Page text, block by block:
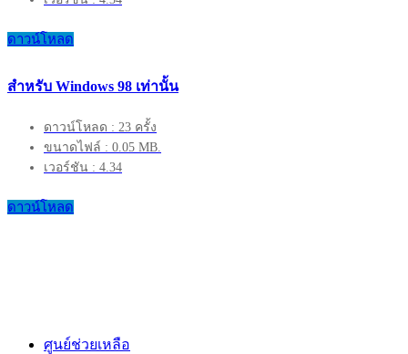
ดาวน์โหลด
สำหรับ Windows 98 เท่านั้น
ดาวน์โหลด : 23 ครั้ง
ขนาดไฟล์ : 0.05 MB.
เวอร์ชัน : 4.34
ดาวน์โหลด
ศูนย์ช่วยเหลือ